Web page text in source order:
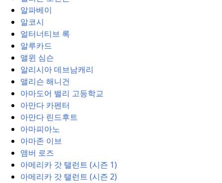
알파베이
알코시
얼터너티브 록
알루카드
앨윈 심슨
알리시아 데브남캐리
앨리슨 해니건
아마도어 밸리 고등학교
아만다 카펜터
아만다 린드후트
아마피아노
아마존 이브
앰버 로즈
아메리카 갓 탤런트 (시즌 1)
아메리카 갓 탤런트 (시즌 2)